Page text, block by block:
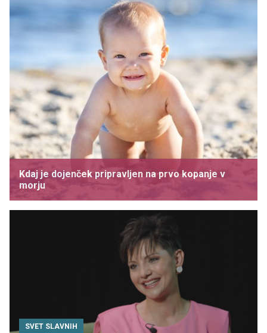
Kdaj je dojenček pripravljen na prvo kopanje v
morju
SVET SLAVNIH